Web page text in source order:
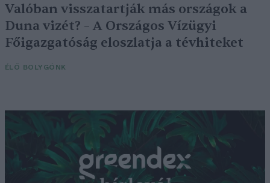
Valóban visszatartják más országok a
Duna vizét? – A Országos Vízügyi
Főigazgatóság eloszlatja a tévhiteket
ÉLŐ BOLYGÓNK